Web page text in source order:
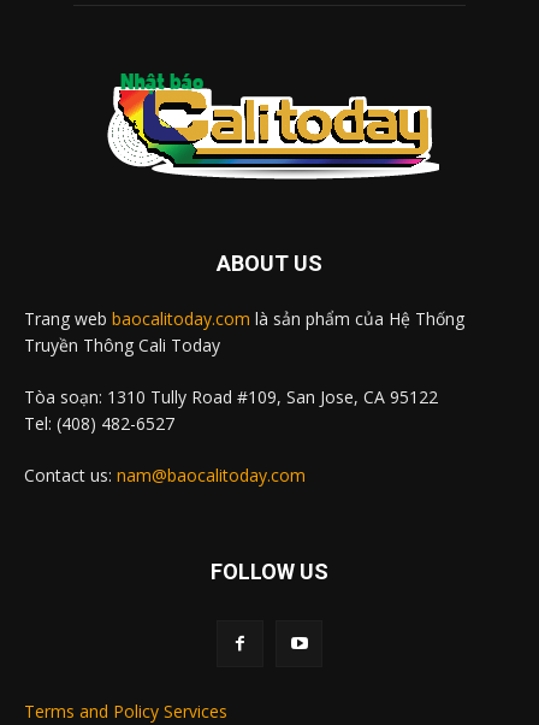
ABOUT US
Trang web baocalitoday.com là sản phẩm của Hệ Thống
Truyền Thông Cali Today
Tòa soạn: 1310 Tully Road #109, San Jose, CA 95122
Tel: (408) 482-6527
Contact us: nam@baocalitoday.com
FOLLOW US
Terms and Policy Services